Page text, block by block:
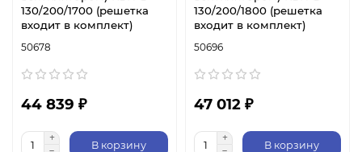
130/200/1700 (решетка
входит в комплект)
50678
44 839 ₽
В корзину
130/200/1800 (решетка
входит в комплект)
50696
47 012 ₽
В корзину